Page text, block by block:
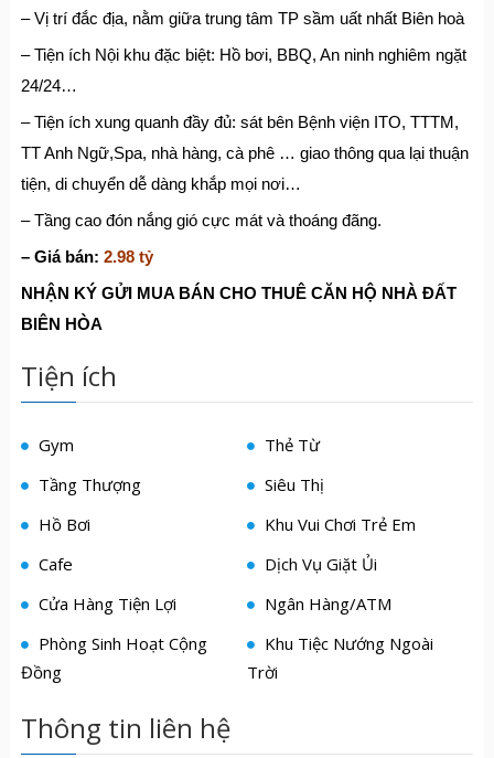
– Vị trí đắc địa, nằm giữa trung tâm TP sầm uất nhất Biên hoà
– Tiện ích Nội khu đặc biệt: Hồ bơi, BBQ, An ninh nghiêm ngặt
24/24…
– Tiện ích xung quanh đầy đủ: sát bên Bệnh viện ITO, TTTM,
TT Anh Ngữ,Spa, nhà hàng, cà phê … giao thông qua lại thuận
tiện, di chuyển dễ dàng khắp mọi nơi…
– Tầng cao đón nắng gió cực mát và thoáng đãng.
– Giá bán: 2.98 tỷ
NHẬN KÝ GỬI MUA BÁN CHO THUÊ CĂN HỘ NHÀ ĐẤT
BIÊN HÒA
Tiện ích
Gym
Thẻ Từ
Tầng Thượng
Siêu Thị
Hồ Bơi
Khu Vui Chơi Trẻ Em
Cafe
Dịch Vụ Giặt Ủi
Cửa Hàng Tiện Lợi
Ngân Hàng/ATM
Phòng Sinh Hoạt Cộng
Đồng
Khu Tiệc Nướng Ngoài
Trời
Thông tin liên hệ